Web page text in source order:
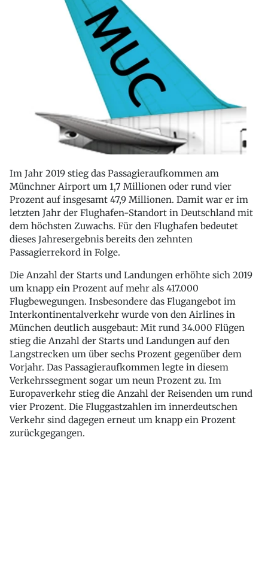
Im Jahr 2019 stieg das Passagieraufkommen am
Münchner Airport um 1,7 Millionen oder rund vier
Prozent auf insgesamt 47,9 Millionen. Damit war er im
letzten Jahr der Flughafen-Standort in Deutschland mit
dem höchsten Zuwachs. Für den Flughafen bedeutet
dieses Jahresergebnis bereits den zehnten
Passagierrekord in Folge.
Die Anzahl der Starts und Landungen erhöhte sich 2019
um knapp ein Prozent auf mehr als 417.000
Flugbewegungen. Insbesondere das Flugangebot im
Interkontinentalverkehr wurde von den Airlines in
München deutlich ausgebaut: Mit rund 34.000 Flügen
stieg die Anzahl der Starts und Landungen auf den
Langstrecken um über sechs Prozent gegenüber dem
Vorjahr. Das Passagieraufkommen legte in diesem
Verkehrssegment sogar um neun Prozent zu. Im
Europaverkehr stieg die Anzahl der Reisenden um rund
vier Prozent. Die Fluggastzahlen im innerdeutschen
Verkehr sind dagegen erneut um knapp ein Prozent
zurückgegangen.